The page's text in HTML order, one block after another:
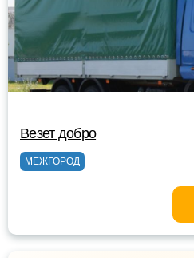
Везет добро
МЕЖГОРОД